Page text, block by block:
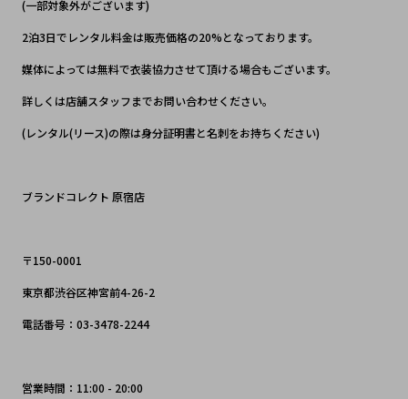
(一部対象外がございます)
2泊3日でレンタル料金は販売価格の20%となっております。
媒体によっては無料で衣装協力させて頂ける場合もございます。
詳しくは店舗スタッフまでお問い合わせください。
(レンタル(リース)の際は身分証明書と名刺をお持ちください)
ブランドコレクト 原宿店
〒150-0001
東京都渋谷区神宮前4-26-2
電話番号：03-3478-2244
営業時間：11:00 - 20:00